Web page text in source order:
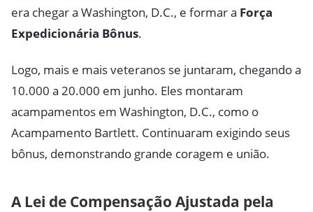
era chegar a Washington, D.C., e formar a Força
Expedicionária Bônus.
Logo, mais e mais veteranos se juntaram, chegando a
10.000 a 20.000 em junho. Eles montaram
acampamentos em Washington, D.C., como o
Acampamento Bartlett. Continuaram exigindo seus
bônus, demonstrando grande coragem e união.
A Lei de Compensação Ajustada pela